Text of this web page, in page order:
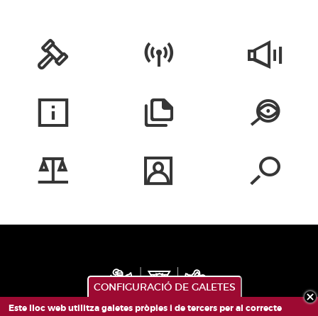
CONFIGURACIÓ DE GALETES
Este lloc web utilitza galetes pròpies i de tercers per al correcte